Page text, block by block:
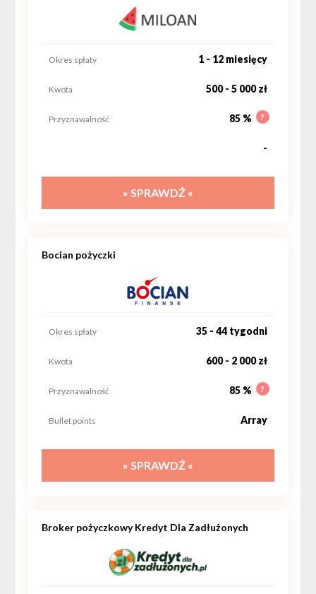
1 - 12 miesięcy
Okres spłaty
500 - 5 000 zł
Kwota
85 % ?
Przyznawalność
-
» SPRAWDŹ «
Bocian pożyczki
35 - 44 tygodni
Okres spłaty
600 - 2 000 zł
Kwota
85 % ?
Przyznawalność
Array
Bullet points
» SPRAWDŹ «
Broker pożyczkowy Kredyt Dla Zadłużonych